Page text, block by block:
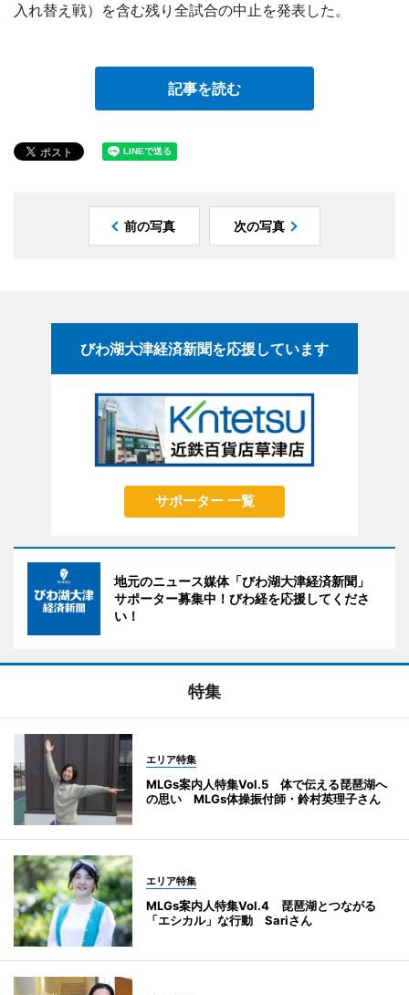
入れ替え戦）を含む残り全試合の中止を発表した。
記事を読む
前の写真 次の写真
びわ湖大津経済新聞を応援しています
サポーター 一覧
地元のニュース媒体「びわ湖大津経済新聞」
サポーター募集中！びわ経を応援してくださ
い！
特集
エリア特集
MLGs案内人特集Vol.5 体で伝える琵琶湖へ
の思い MLGs体操振付師・鈴村英理子さん
エリア特集
MLGs案内人特集Vol.4 琵琶湖とつながる
「エシカル」な行動 Sariさん